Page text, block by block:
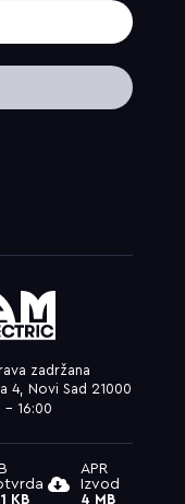
zadržana
4, Novi Sad 21000
– 16:00
KB
APR
Izvod
4 MB